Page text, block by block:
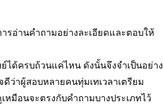
อ่านคำถามอย่างละเอียดและตอบให้
ได้ครบถ้วนแค่ไหน ดังนั้นจึงจำเป็นอย่าง
ว่าผู้สอบหลายคนทุ่มเทเวลาเตรียม
หมือนจะตรงกับคำถามบางประเภทไว้